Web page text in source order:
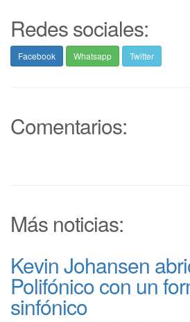
Redes sociales:
Facebook Whatsapp Twitter
Comentarios:
Más noticias:
Kevin Johansen
Polifónico con un
sinfónico